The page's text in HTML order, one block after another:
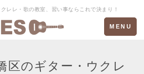
レレ・歌の教室、習い事ならこれで決まり！
Toggle
navigation
MENU
区のギター・ウクレ